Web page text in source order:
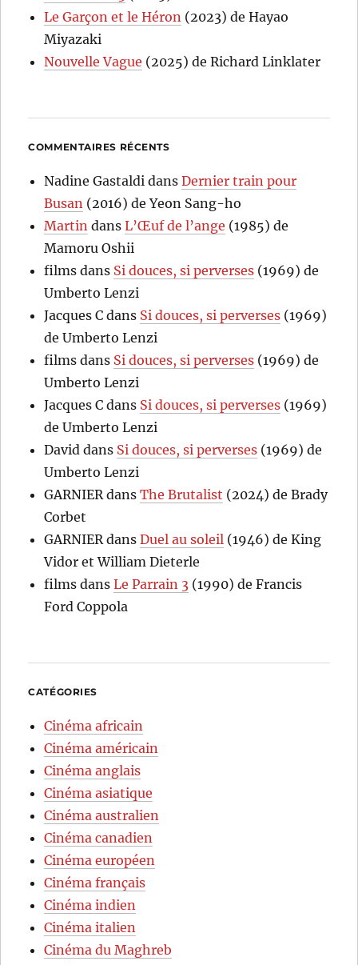
Le Garçon et le Héron (2023) de Hayao
Miyazaki
Nouvelle Vague (2025) de Richard Linklater
COMMENTAIRES RÉCENTS
Nadine Gastaldi dansDernier train pour
Busan (2016) de Yeon Sang-ho
Martin dansL’Œuf de l’ange (1985) de
Mamoru Oshii
films dans Si douces, si perverses (1969) de
Umberto Lenzi
Jacques C dans Si douces, si perverses (1969)
de Umberto Lenzi
films dans Si douces, si perverses (1969) de
Umberto Lenzi
Jacques C dans Si douces, si perverses (1969)
de Umberto Lenzi
David dans Si douces, si perverses (1969) de
Umberto Lenzi
GARNIER dansThe Brutalist (2024) de Brady
Corbet
GARNIER dansDuel au soleil (1946) de King
Vidor et William Dieterle
films dansLe Parrain 3 (1990) de Francis
Ford Coppola
CATÉGORIES
Cinéma africain
Cinéma américain
Cinéma anglais
Cinéma asiatique
Cinéma australien
Cinéma canadien
Cinéma européen
Cinéma français
Cinéma indien
Cinéma italien
Cinéma du Maghreb